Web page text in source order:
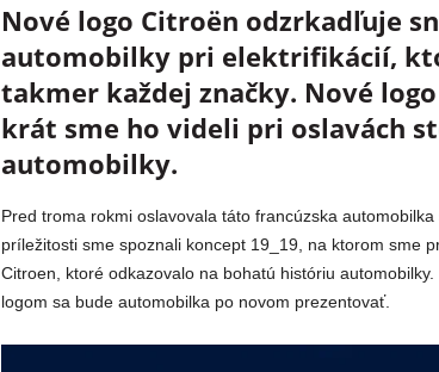
Nové logo Citroën odzrkadľuje
automobilky pri elektrifikácií,
takmer každej značky. Nové
krát sme ho videli pri oslavách
automobilky.
Pred troma rokmi oslavovala táto francúzska
príležitosti sme spoznali koncept 19_19, na ktorom sme
Citroen, ktoré odkazovalo na bohatú históriu
logom sa bude automobilka po novom prezentovať.